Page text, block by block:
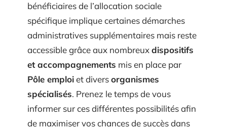
bénéficiaires de l’allocation sociale
spécifique implique certaines démarches
administratives supplémentaires mais reste
accessible grâce aux nombreuxdispositifs
et accompagnements mis en place par
Pôle emploiet diversorganismes
spécialisés. Prenez le temps de vous
informer sur ces différentes possibilités afin
de maximiser vos chances de succès dans